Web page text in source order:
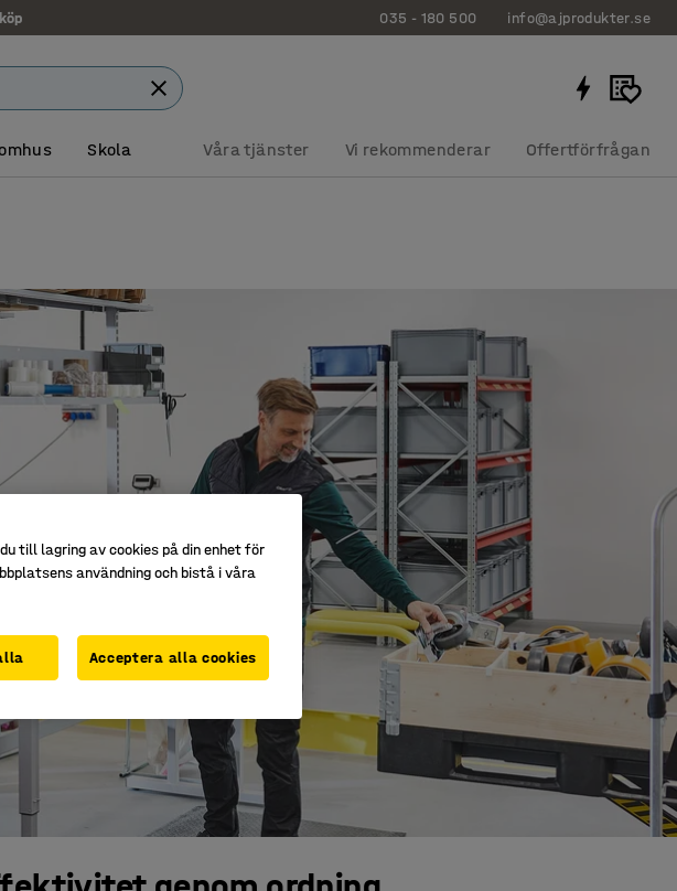
035 - 180 500 info@ajprodukter.se
Skola Våra tjänster Vi rekommenderar Offertförfrågan
till lagring av cookies på din enhet för
användning och bistå i våra
Acceptera alla cookies